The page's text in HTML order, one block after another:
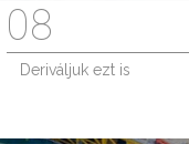
08
Deriváljuk ezt is